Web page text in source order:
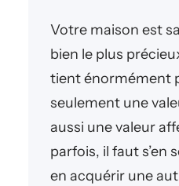
Votre maison est
bien le plus
tient énormément
seulement une
aussi une valeur
parfois, il faut s’en
en acquérir une